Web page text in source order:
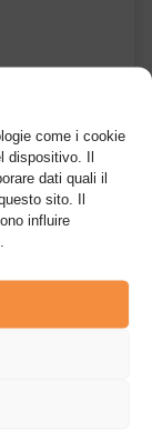
come i cookie
dispositivo. Il
dati quali il
sito. Il
influire
e legge